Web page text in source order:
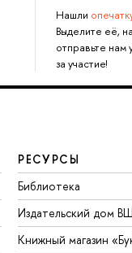
Нашли
Выделите её,
отправьте
за участие!
РЕСУРСЫ
Библиотека
Издательский дом
Книжный магазин